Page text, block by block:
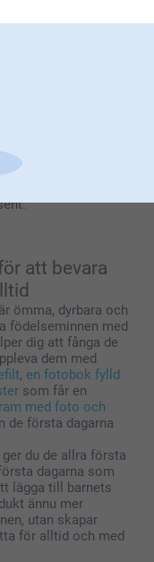
stilen från ditt
klistermärken
harmonisk helhet.
eller subtila
på ditt kort.
skapar genast
Välj en
vackert upplagt
som
att bevara
ömma, dyrbara och
födelseminnen med
dig att fånga de
dem med
, en fotobok fylld
som får en
med foto och
de första dagarna
du de allra första
dagarna som
lägga till barnets
ännu mer
utan skapar
för alltid och med